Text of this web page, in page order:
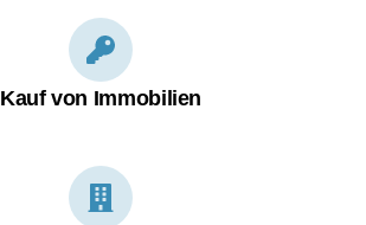
Kauf von Immobilien